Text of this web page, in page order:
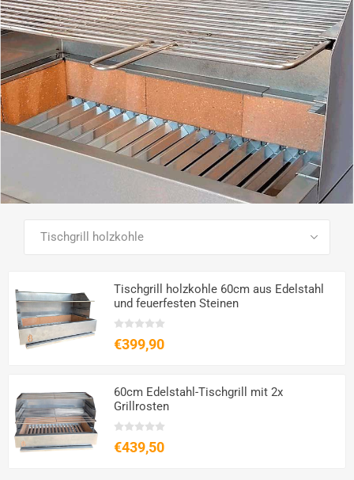
SEE ALL PRODUCTS
Tischgrill holzkohle 60cm aus Edelstahl
und feuerfesten Steinen
€399,90
60cm Edelstahl-Tischgrill mit 2x
Grillrosten
€439,50